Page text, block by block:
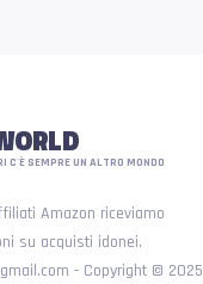
C'È SEMPRE UN ALTRO MONDO
Amazon riceviamo
su acquisti idonei.
- Copyright © 2025